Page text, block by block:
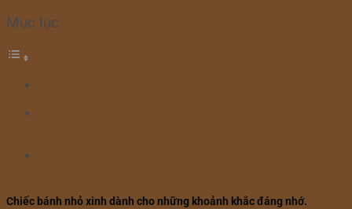
Mục lục
Chiếc bánh nhỏ xinh dành cho những khoảnh khắc đáng nhớ.